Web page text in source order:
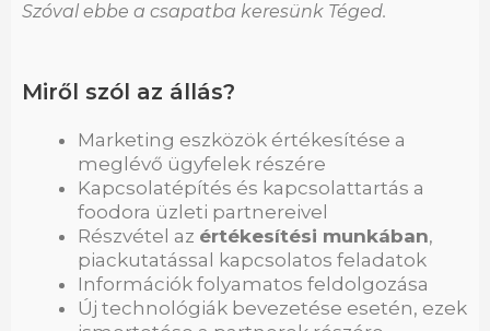
Szóval ebbe a csapatba keresünk Téged.
Miről szól az állás?
Marketing eszközök értékesítése a
meglévő ügyfelek részére
Kapcsolatépítés és kapcsolattartás a
foodora üzleti partnereivel
Részvétel az értékesítési munkában,
piackutatással kapcsolatos feladatok
Információk folyamatos feldolgozása
Új technológiák bevezetése esetén, ezek